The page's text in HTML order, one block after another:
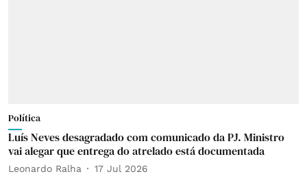
Política
Luís Neves desagradado com comunicado da PJ. Ministro
vai alegar que entrega do atrelado está documentada
Leonardo Ralha 17 Jul 2026